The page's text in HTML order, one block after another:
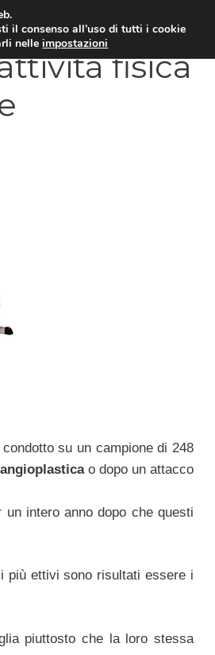
CARDIOLOGIA
fisica
su un campione di 248
angioplasticao dopo un attacco
intero anno dopo che questi
più ettivi sono risultati essere i
piuttosto che la loro stessa
il consenso all’uso di tutti i cookie
nelleimpostazioni